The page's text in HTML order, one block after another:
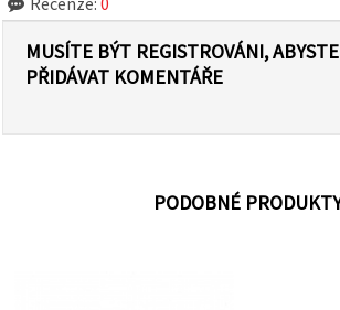
MUSÍTE BÝT REGISTROVÁNI,
PŘIDÁVAT KOMENTÁŘE
PODOBNÉ